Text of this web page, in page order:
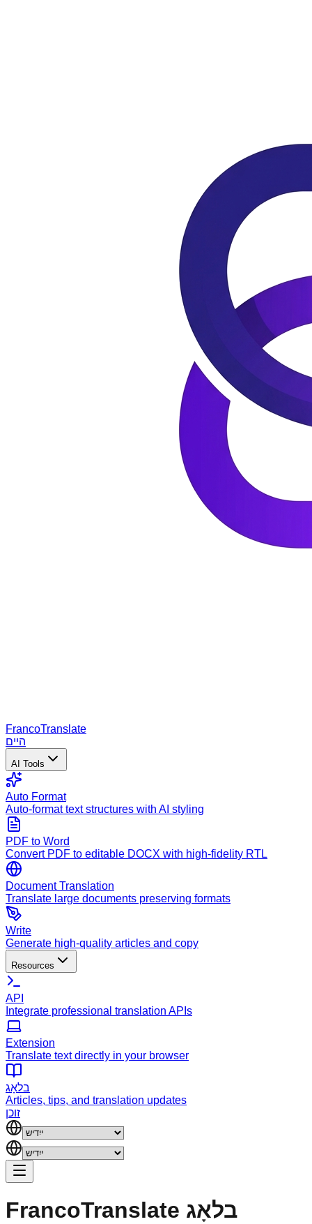
FrancoTranslate
היים
AI Tools
Auto Format
Auto-format text structures with AI styling
PDF to Word
Convert PDF to editable DOCX with high-fidelity RTL
Document Translation
Translate large documents preserving formats
Write
Generate high-quality articles and copy
Resources
API
Integrate professional translation APIs
Extension
Translate text directly in your browser
בלאָג
Articles, tips, and translation updates
זוכן
FrancoTranslate בלאָג